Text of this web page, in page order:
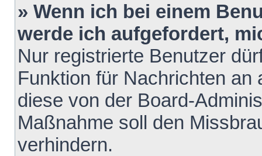
» Wenn ich bei einem
werde ich aufgefordert,
Nur registrierte Benutzer
Funktion für Nachrichten
diese von der Board-
Maßnahme soll den
verhindern.